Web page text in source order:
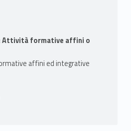
Attività formative affini o
affini ed integrative